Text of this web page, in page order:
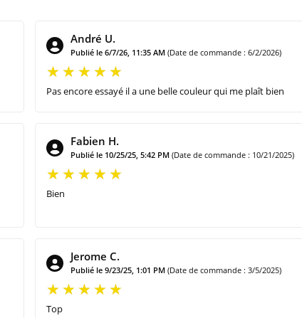
André U.
Publié le 6/7/26, 11:35 AM (Date de commande : 6/2/2026)
Pas encore essayé il a une belle couleur qui me plaît bien
Fabien H.
Publié le 10/25/25, 5:42 PM (Date de commande : 10/21/2025)
Bien
Jerome C.
Publié le 9/23/25, 1:01 PM (Date de commande : 3/5/2025)
Top